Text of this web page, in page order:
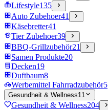
Lifestyle135
Auto Zubehoer41
Käsebretter41
Tier Zubehoer39
BBQ-Grillzubehör21
Samen Produkte20
Decken19
Duftbaum8
Werbemittel Fahrradzubehör5
Gesundheit & Wellness11
Gesundheit & Wellness204